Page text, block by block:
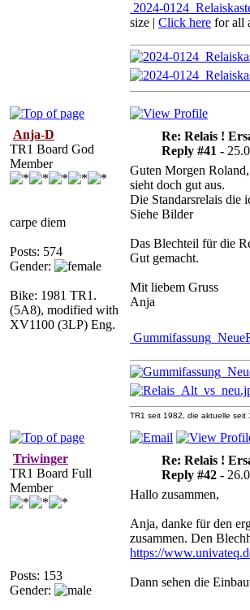
2024-
size | Click here for all
Anja-D
TR1 Board God
Member
carpe diem
Posts: 574
Gender:
Bike: 1981 TR1.
(5A8), modified with
XV1100 (3LP) Eng.
Re: Relais !
Reply #41 -
Guten Morgen Roland,
sieht doch gut aus.
Die Standarsrelais die
Siehe Bilder
Das Blechteil für die
Gut gemacht.
Mit liebem Gruss
Anja
TR1 seit 1982, die aktuelle
Triwinger
TR1 Board Full
Member
Posts: 153
Gender:
Re: Relais !
Reply #42 -
Hallo zusammen,
Anja, danke für den
zusammen. Den
https://
Dann sehen die